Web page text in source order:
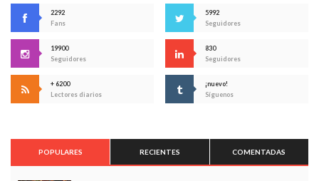
2292
Fans
5992
Seguidores
19900
Seguidores
830
Seguidores
+ 6200
Lectores diarios
¡nuevo!
Síguenos
POPULARES RECIENTES COMENTADAS